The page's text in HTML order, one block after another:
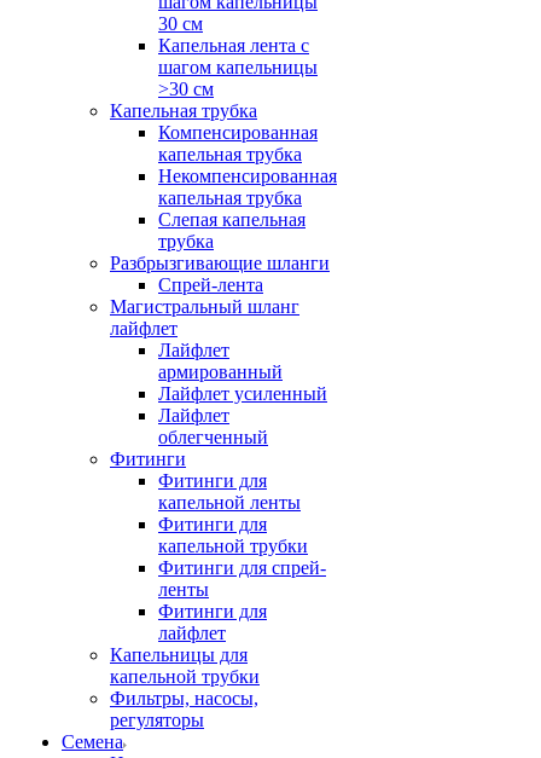
30 см
Капельная лента с
шагом капельницы
>30 см
Капельная трубка
Компенсированная
капельная трубка
Некомпенсированная
капельная трубка
Слепая капельная
трубка
Разбрызгивающие шланги
Спрей-лента
Магистральный шланг
лайфлет
Лайфлет
армированный
Лайфлет усиленный
Лайфлет
облегченный
Фитинги
Фитинги для
капельной ленты
Фитинги для
капельной трубки
Фитинги для спрей-
ленты
Фитинги для
лайфлет
Капельницы для
капельной трубки
Фильтры, насосы,
регуляторы
Семена